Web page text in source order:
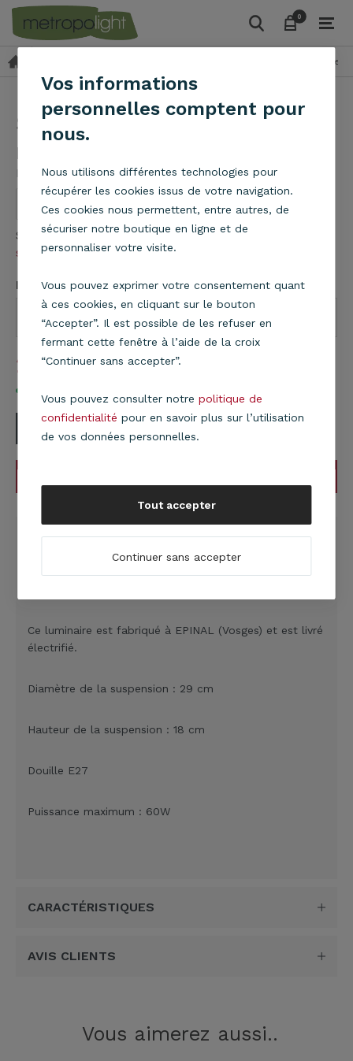
00
Suspension cylindre
Suspension cylindre jaune
moutarde D29 cm
Metropolight
Suspension cylindre en tissu jaune moutarde
savoir plus
Dimensions
22,90€
DESCRIPTION
Suspension en tissu jaune moutarde
Ce luminaire est fabriqué à EPINAL (Vosges) et est livré
électrifié.
Diamètre de la suspension : 29 cm
Hauteur de la suspension : 18 cm
Douille E27
Puissance maximum : 60W
CARACTÉRISTIQUES
AVIS CLIENTS
Vous aimerez aussi..
Vos informations
personnelles comptent pour
nous.
Nous utilisons différentes technologies pour
récupérer les cookies issus de votre navigation.
Ces cookies nous permettent, entre autres, de
sécuriser notre boutique en ligne et de
personnaliser votre visite.
Vous pouvez exprimer votre consentement quant
à ces cookies, en cliquant sur le bouton
“Accepter”. Il est possible de les refuser en
fermant cette fenêtre à l’aide de la croix
“Continuer sans accepter”.
Vous pouvez consulter notrepolitique de
confidentialité pour en savoir plus sur l’utilisation
de vos données personnelles.
Continuer sans accepter
Tout accepter